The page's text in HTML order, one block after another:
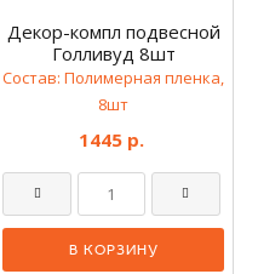
Декор-компл подвесной
Голливуд 8шт
Состав: Полимерная пленка,
8шт
1445 р.